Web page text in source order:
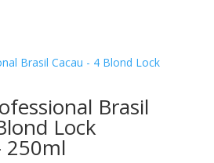
Brasil
Lock
250ml